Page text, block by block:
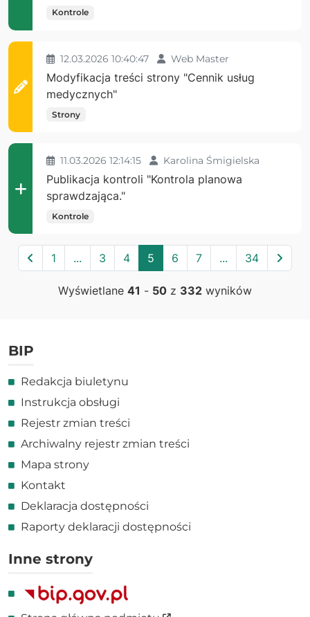
Kontrole
12.03.2026 10:40:47 Web Master
Modyfikacja treści strony "Cennik usług
medycznych"
Strony
11.03.2026 12:14:15 Karolina Śmigielska
Publikacja kontroli "Kontrola planowa
sprawdzająca."
Kontrole
Poprzednia
1 ... 3 4 5 6 7 ... 34
Wyświetlane 41 - 50 z 332 wyników
BIP
Redakcja biuletynu
Instrukcja obsługi
Rejestr zmian treści
Archiwalny rejestr zmian treści
Mapa strony
Kontakt
Deklaracja dostępności
Raporty deklaracji dostępności
Inne strony